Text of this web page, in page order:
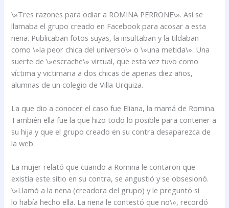
\»Tres razones para odiar a ROMINA PERRONE\». Así se
llamaba el grupo creado en Facebook para acosar a esta
nena. Publicaban fotos suyas, la insultaban y la tildaban
como \»la peor chica del universo\» o \»una metida\». Una
suerte de \»escrache\» virtual, que esta vez tuvo como
víctima y victimaria a dos chicas de apenas diez años,
alumnas de un colegio de Villa Urquiza.
La que dio a conocer el caso fue Eliana, la mamá de Romina.
También ella fue la que hizo todo lo posible para contener a
su hija y que el grupo creado en su contra desaparezca de
la web.
La mujer relató que cuando a Romina le contaron que
existía este sitio en su contra, se angustió y se obsesionó.
\»Llamó a la nena (creadora del grupo) y le preguntó si
lo había hecho ella. La nena le contestó que no\», recordó